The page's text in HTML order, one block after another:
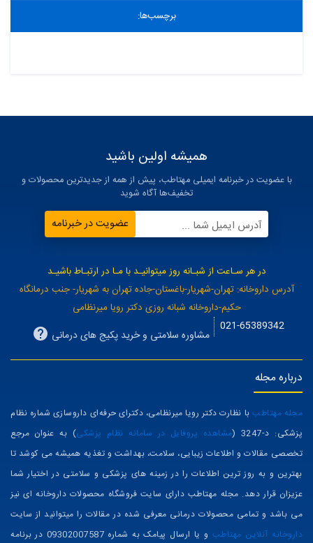
برچسب‌ها:
همیشه اولین باشید
با عضویت در خبرنامه ایمیلی مهتاطب، پیش از همه از جدیدترین محصولات و
تخفیف‌ها آگاه شوید
آدرس ایمیل شما ... عضویت در خبرنامه
در هر سـاعت از شبـانه روز میتوانیـد با مـا در ارتبـاط باشیـد
آدرس داروخانه: تهران-شهریار-باغستان-جاده تهران به شهریار- جنب درمانگاه
حکیم-داروخانه شبانه روزی دکتر رویا میرنظامی
021-65389342
مشاوره سلامتی و خرید پکیج های درمانی
درباره مجله
مجله مهتاطببا نظارت دکتر رویا میرنظامی، دکترای حرفه‌ای داروسازی شماره نظام
پزشکی: د-3247 (
مشاهده پروفایل در سامانه نظام پزشکی) به عنوان مرجع
تخصصی مقالات و اطلاعات زیبایی، سلامت، بهداشت و تغذیه همیشه می کوشد تا
بهترین و به روز ترین اطلاعات را در زمینه های پزشکی و سلامتی در اختیار شما
عزیزان قرار دهد. مجله مهتاطب دارای سایت فروشگاه محصولات داروخانه ای نیز
می باشد و تمامی محصولات درمانی معرفی شده در مقالات را میتوانید از سایت
داروخانه آنلاین مهتاطب
و یا ارسال پیامک به شماره 09302007587 در برنامه